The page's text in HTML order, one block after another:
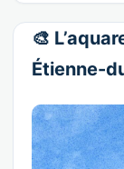
🎨
Étienne-